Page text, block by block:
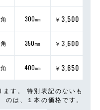
300㎜ ￥ 3,500
350㎜ ￥ 3,600
400㎜ ￥ 3,650
す。 特別表記のないも
のは、１本の価格です。